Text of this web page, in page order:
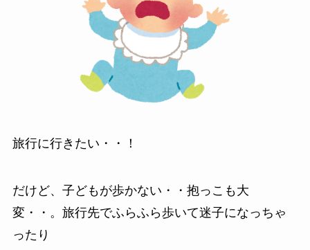
旅行に行きたい・・！
だけど、 子どもが歩かない・・抱っこも大
変・・。旅行先でふらふら歩いて迷子になっちゃ
ったり